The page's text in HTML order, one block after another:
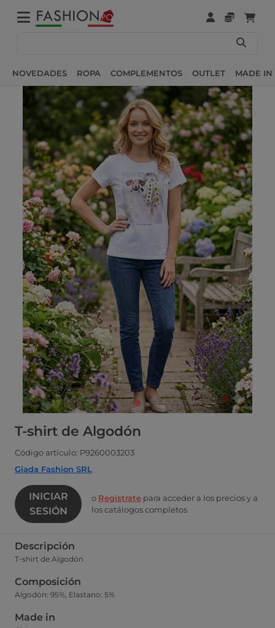
NOVEDADES ROPA COMPLEMENTOS OUTLET MADE IN
T-shirt de Algodón
Código artículo: P9260003203
Giada Fashion SRL
INICIAR
SESIÓN
o Regístrate para acceder a los precios y a
los catálogos completos
Descripción
T-shirt de Algodón
Composición
Algodón: 95%, Elastano: 5%
Made in